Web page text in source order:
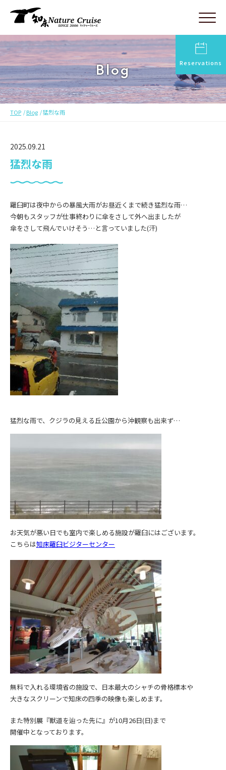
Reservations
Blog
TOP Blog 猛烈な雨
2025.09.21
猛烈な雨
羅臼町は夜中からの暴風大雨がお昼近くまで続き猛烈な雨…
今朝もスタッフが仕事終わりに傘をさして外へ出ましたが
傘をさして飛んでいけそう…と言っていました(汗)
猛烈な雨で、クジラの見える丘公園から沖観察も出来ず…
お天気が悪い日でも室内で楽しめる施設が羅臼にはございます。
こちらは知床羅臼ビジターセンター
無料で入れる環境省の施設で、日本最大のシャチの骨格標本や
大きなスクリーンで知床の四季の映像も楽しめます。
また特別展『獣道を辿った先に』が10月26日(日)まで
開催中となっております。